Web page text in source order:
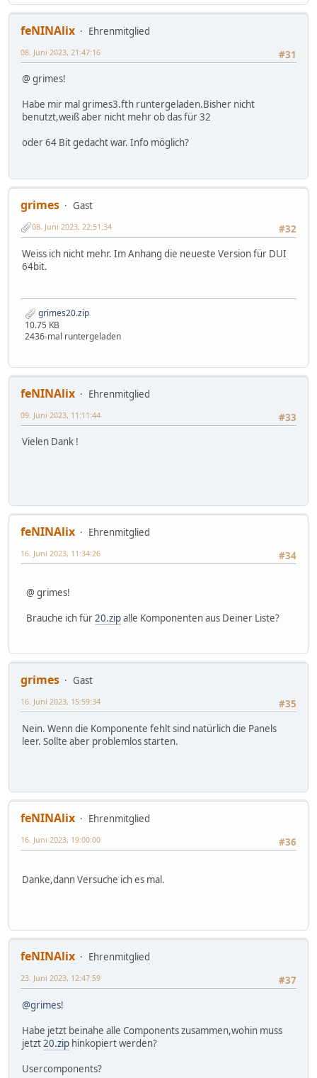
feNINAlix
Ehrenmitglied
#31
08. Juni 2023, 21:47:16
@ grimes!
Habe mir mal grimes3.fth runtergeladen.Bisher nicht
benutzt,weiß aber nicht mehr ob das für 32
oder 64 Bit gedacht war. Info möglich?
grimes
Gast
#32
08. Juni 2023, 22:51:34
Weiss ich nicht mehr. Im Anhang die neueste Version für DUI
64bit.
grimes20.zip
10.75 KB
2436-mal runtergeladen
feNINAlix
Ehrenmitglied
#33
09. Juni 2023, 11:11:44
Vielen Dank !
feNINAlix
Ehrenmitglied
#34
16. Juni 2023, 11:34:26
@ grimes!
Brauche ich für20.zipalle Komponenten aus Deiner Liste?
grimes
Gast
#35
16. Juni 2023, 15:59:34
Nein. Wenn die Komponente fehlt sind natürlich die Panels
leer. Sollte aber problemlos starten.
feNINAlix
Ehrenmitglied
#36
16. Juni 2023, 19:00:00
Danke,dann Versuche ich es mal.
feNINAlix
Ehrenmitglied
#37
23. Juni 2023, 12:47:59
@grimes!
Habe jetzt beinahe alle Components zusammen,wohin muss
jetzt20.zip hinkopiert werden?
Usercomponents?